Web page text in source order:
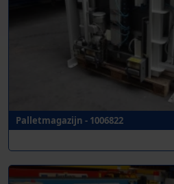
Palletmagazijn - 1006822